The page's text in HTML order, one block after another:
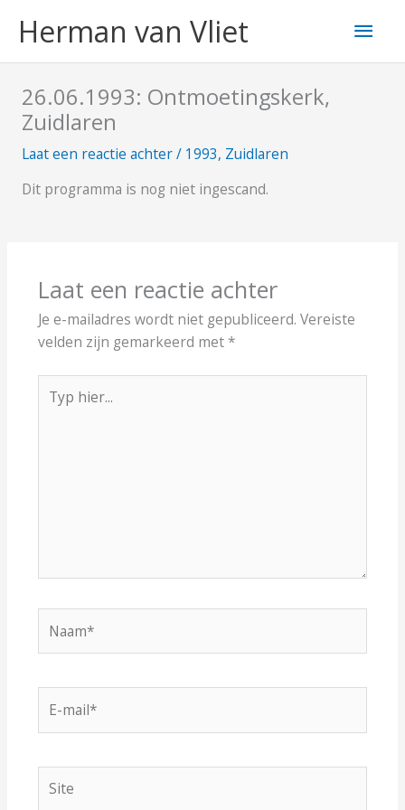
naarHerman van Vliet
26.06.1993: Ontmoetingskerk,
Zuidlaren
Laat een reactie achter/ 1993, Zuidlaren
Dit programma is nog niet ingescand.
Laat een reactie achter
Je e-mailadres wordt niet gepubliceerd. Vereiste
velden zijn gemarkeerd met*
hier...
mail*